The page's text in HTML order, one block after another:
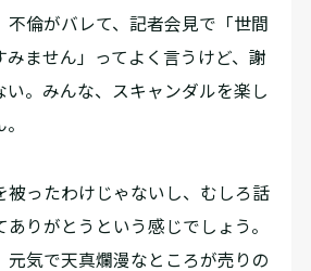
倫がバレて、記者会見で「世間
みません」ってよく言うけど、謝
い。みんな、スキャンダルを楽し
ったわけじゃないし、むしろ話
りがとうという感じでしょう。
元気で天真爛漫なところが売りの